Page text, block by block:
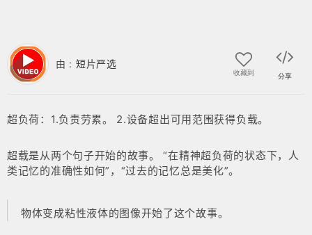
收藏到 分享
由 : 短片严选
超负荷：1.负责劳累。 2.设备超出可用范围获得负载。
超载是从两个句子开始的故事。 “在精神超负荷的状态下，人
类记忆的准确性如何”，“过去的记忆总是美化”。
物体变成粘性液体的图像开始了这个故事。